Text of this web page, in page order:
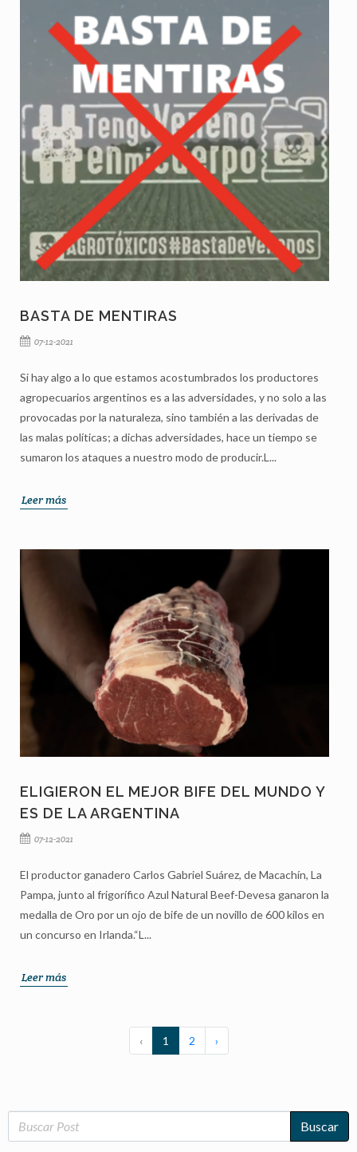
BASTA DE MENTIRAS
07-12-2021
Si hay algo a lo que estamos acostumbrados los productores
agropecuarios argentinos es a las adversidades, y no solo a las
provocadas por la naturaleza, sino también a las derivadas de
las malas políticas; a dichas adversidades, hace un tiempo se
sumaron los ataques a nuestro modo de producir.L...
Leer más
ELIGIERON EL MEJOR BIFE DEL MUNDO Y
ES DE LA ARGENTINA
07-12-2021
El productor ganadero Carlos Gabriel Suárez, de Macachín, La
Pampa, junto al frigorífico Azul Natural Beef-Devesa ganaron la
medalla de Oro por un ojo de bife de un novillo de 600 kilos en
un concurso en Irlanda.“L...
Leer más
‹ 1 2 ›
Buscar